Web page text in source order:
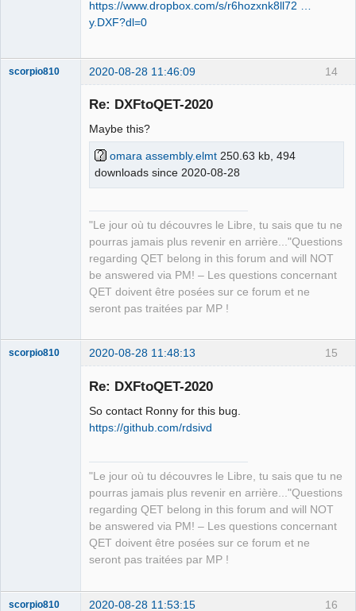
https://www.dropbox.com/s/r6hozxnk8ll72 …
y.DXF?dl=0
14
scorpio810 2020-08-28 11:46:09
Re: DXFtoQET-2020
Maybe this?
omara assembly.elmt 250.63 kb, 494
downloads since 2020-08-28
"Le jour où tu découvres le Libre, tu sais que tu ne
pourras jamais plus revenir en arrière..."Questions
regarding QET belong in this forum and will NOT
be answered via PM! – Les questions concernant
QET doivent être posées sur ce forum et ne
seront pas traitées par MP !
15
scorpio810 2020-08-28 11:48:13
Re: DXFtoQET-2020
So contact Ronny for this bug.
https://github.com/rdsivd
"Le jour où tu découvres le Libre, tu sais que tu ne
pourras jamais plus revenir en arrière..."Questions
regarding QET belong in this forum and will NOT
be answered via PM! – Les questions concernant
QET doivent être posées sur ce forum et ne
seront pas traitées par MP !
16
scorpio810 2020-08-28 11:53:15